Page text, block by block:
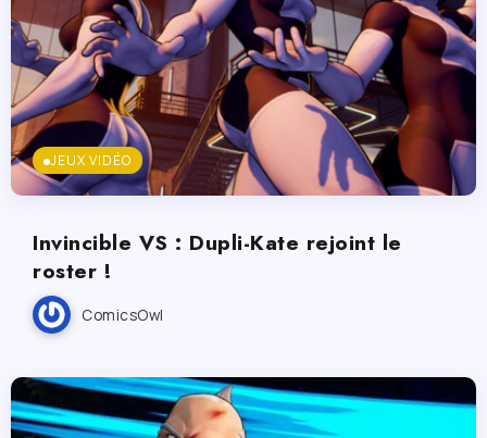
JEUX VIDÉO
Invincible VS : Dupli-Kate rejoint le
roster !
ComicsOwl